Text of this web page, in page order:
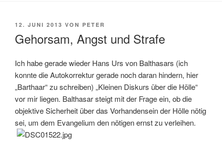
VERÖFFENTLICHT
12. JUNI 2013 VON PETER
Gehorsam, Angst und Strafe
Ich habe gerade wieder Hans Urs von Balthasars (ich
konnte die Autokorrektur gerade noch daran hindern, hier
„Barthaar“ zu schreiben) „Kleinen Diskurs über die Hölle“
vor mir liegen. Balthasar steigt mit der Frage ein, ob die
objektive Sicherheit über das Vorhandensein der Hölle nötig
sei, um dem Evangelium den nötigen ernst zu verleihen.